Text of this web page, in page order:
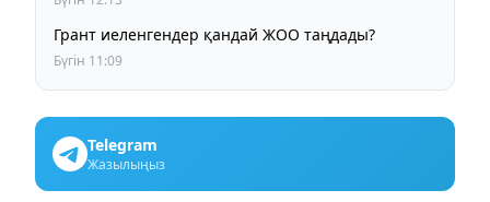
Грант иеленгендер қандай ЖОО таңдады?
Бүгін 11:09
Telegram
Жазылыңыз